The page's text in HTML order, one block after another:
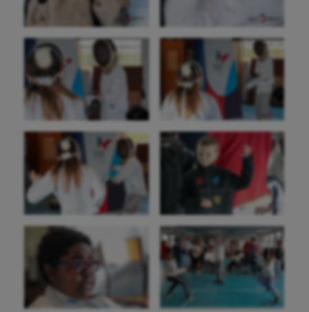
Sport handicap
Sport santé
Sport-entreprise
Sport-santé
Tir
Tir à l'arc
Triathlon
Ultimate frisbee
UNSS
Voile
Wakeboard